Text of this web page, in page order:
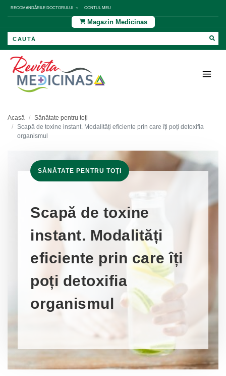
RECOMANDĂRILE DOCTORULUI CONTUL MEU
Magazin Medicinas
Acasă
Sănătate pentru toți
Scapă de toxine instant. Modalități eficiente prin care îți poți detoxifia
organismul
SĂNĂTATE PENTRU TOȚI
Scapă de toxine
instant. Modalități
eficiente prin care îți
poți detoxifia
organismul